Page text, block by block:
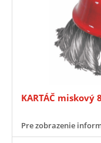
KARTÁČ
Pre zobrazenie